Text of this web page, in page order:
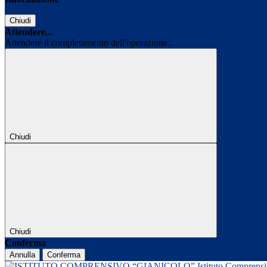
Chiudi
Attendere...
Attendere il completamento dell'operazione...
Chiudi
Chiudi
Conferma
Annulla Conferma